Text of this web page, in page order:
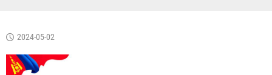
2024-05-02